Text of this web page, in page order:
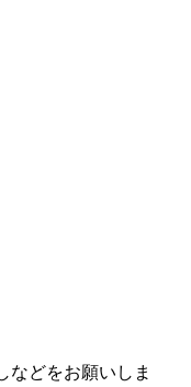
などをお願いしま